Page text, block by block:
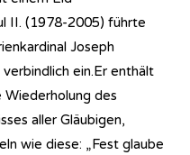
II. (1978-2005) führte
Joseph
ein.Er enthält
des
aller Gläubigen,
wie diese: „Fest glaube